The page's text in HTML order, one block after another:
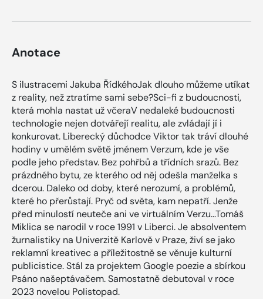
Anotace
S ilustracemi Jakuba ŘídkéhoJak dlouho můžeme utíkat
z reality, než ztratíme sami sebe?Sci-fi z budoucnosti,
která mohla nastat už včeraV nedaleké budoucnosti
technologie nejen dotvářejí realitu, ale zvládají jí i
konkurovat. Liberecký důchodce Viktor tak tráví dlouhé
hodiny v umělém světě jménem Verzum, kde je vše
podle jeho představ. Bez pohřbů a třídních srazů. Bez
prázdného bytu, ze kterého od něj odešla manželka s
dcerou. Daleko od doby, které nerozumí, a problémů,
které ho přerůstají. Pryč od světa, kam nepatří. Jenže
před minulostí neuteče ani ve virtuálním Verzu...Tomáš
Miklica se narodil v roce 1991 v Liberci. Je absolventem
žurnalistiky na Univerzitě Karlově v Praze, živí se jako
reklamní kreativec a příležitostně se věnuje kulturní
publicistice. Stál za projektem Google poezie a sbírkou
Psáno našeptávačem. Samostatně debutoval v roce
2023 novelou Polistopad.